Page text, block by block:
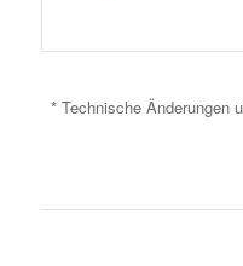
* Technische Änderungen